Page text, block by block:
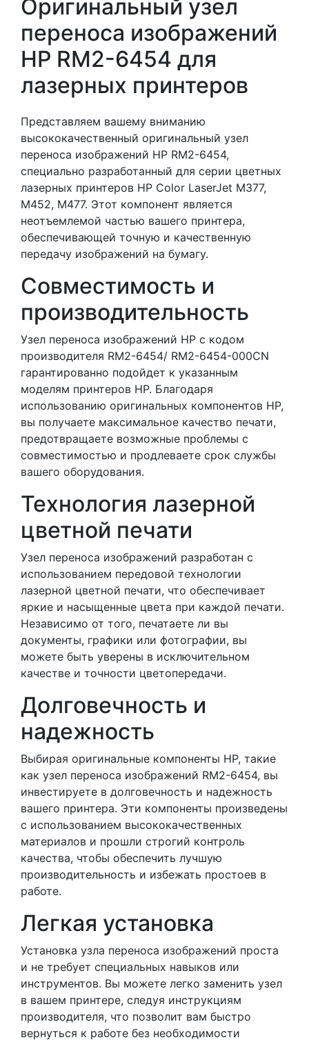
Оригинальный узел
переноса изображений
HP RM2-6454 для
лазерных принтеров
Представляем вашему вниманию
высококачественный оригинальный узел
переноса изображений HP RM2-6454,
специально разработанный для серии цветных
лазерных принтеров HP Color LaserJet M377,
M452, M477. Этот компонент является
неотъемлемой частью вашего принтера,
обеспечивающей точную и качественную
передачу изображений на бумагу.
Совместимость и
производительность
Узел переноса изображений HP с кодом
производителя RM2-6454/ RM2-6454-000CN
гарантированно подойдет к указанным
моделям принтеров HP. Благодаря
использованию оригинальных компонентов HP,
вы получаете максимальное качество печати,
предотвращаете возможные проблемы с
совместимостью и продлеваете срок службы
вашего оборудования.
Технология лазерной
цветной печати
Узел переноса изображений разработан с
использованием передовой технологии
лазерной цветной печати, что обеспечивает
яркие и насыщенные цвета при каждой печати.
Независимо от того, печатаете ли вы
документы, графики или фотографии, вы
можете быть уверены в исключительном
качестве и точности цветопередачи.
Долговечность и
надежность
Выбирая оригинальные компоненты HP, такие
как узел переноса изображений RM2-6454, вы
инвестируете в долговечность и надежность
вашего принтера. Эти компоненты произведены
с использованием высококачественных
материалов и прошли строгий контроль
качества, чтобы обеспечить лучшую
производительность и избежать простоев в
работе.
Легкая установка
Установка узла переноса изображений проста
и не требует специальных навыков или
инструментов. Вы можете легко заменить узел
в вашем принтере, следуя инструкциям
производителя, что позволит вам быстро
вернуться к работе без необходимости